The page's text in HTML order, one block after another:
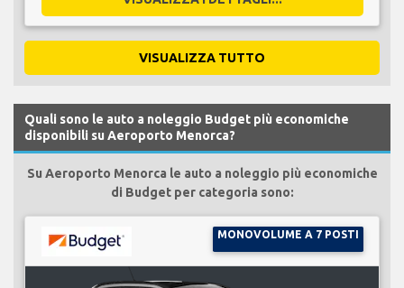
VISUALIZZA TUTTO
Quali sono le auto a noleggio Budget più economiche
disponibili su Aeroporto Menorca?
Su Aeroporto Menorca le auto a noleggio più economiche
di Budget per categoria sono:
MONOVOLUME A 7 POSTI